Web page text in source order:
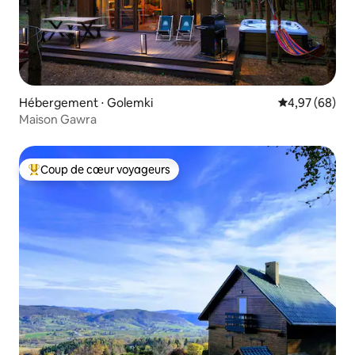
Hébergement ⋅ Golemki Évaluation
4,97 (68)
Maison Gawra
Coups de cœur voyageurs les plus appréciés
Coup de cœur voyageurs